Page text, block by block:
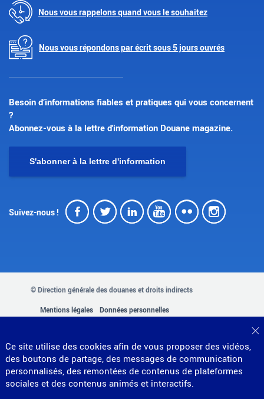
Ce site utilise des cookies afin de vous proposer des vidéos,
des boutons de partage, des messages de communication
personnalisés, des remontées de contenus de plateformes
sociales et des contenus animés et interactifs.
Nous vous rappelons quand vous le souhaitez
Nous vous répondons par écrit sous 5 jours ouvrés
Besoin d’informations fiables et pratiques qui vous concernent
?
Abonnez-vous à la lettre d'information Douane magazine.
S'abonner à la lettre d'information
Suivez-nous ! Facebook
Twitter
LinkedIn
Youtube
Flickr
© Direction générale des douanes et droits indirects
MENU
PIED
DE
PAGE
Mentions légales
Données personnelles
Partenariats